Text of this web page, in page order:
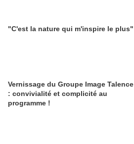
"C'est la nature qui m'inspire le plus"
Vernissage du Groupe Image Talence
: convivialité et complicité au
programme !